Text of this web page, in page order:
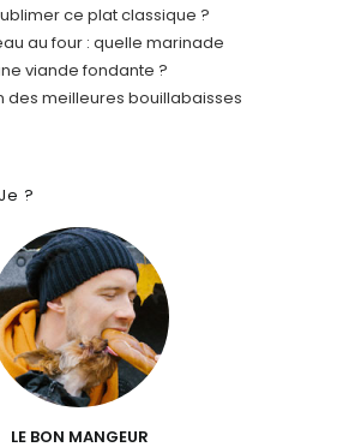
ce plat classique ?
au four : quelle marinade
viande fondante ?
des meilleures bouillabaisses
?
LE BON MANGEUR